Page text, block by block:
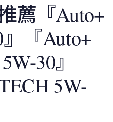
薦『Auto+
『Auto+
30』
5W-